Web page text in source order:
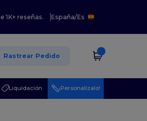
1K+ reseñas. España/Es
Rastrear Pedido
Liquidación ¡Personalízalo!